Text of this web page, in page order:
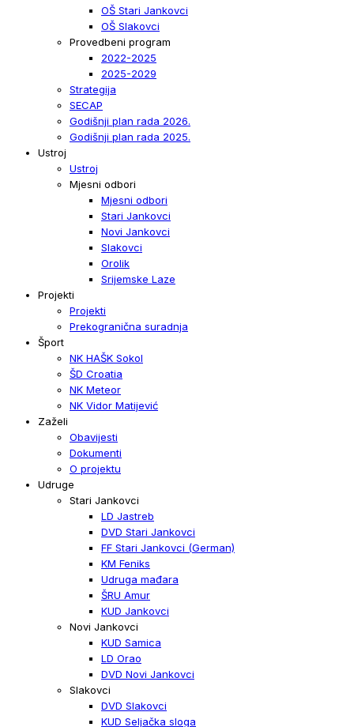
OŠ Stari Jankovci
OŠ Slakovci
Provedbeni program
2022-2025
2025-2029
Strategija
SECAP
Godišnji plan rada 2026.
Godišnji plan rada 2025.
Ustroj
Ustroj
Mjesni odbori
Mjesni odbori
Stari Jankovci
Novi Jankovci
Slakovci
Orolik
Srijemske Laze
Projekti
Projekti
Prekogranična suradnja
Šport
NK HAŠK Sokol
ŠD Croatia
NK Meteor
NK Vidor Matijević
Zaželi
Obavijesti
Dokumenti
O projektu
Udruge
Stari Jankovci
LD Jastreb
DVD Stari Jankovci
FF Stari Jankovci (German)
KM Feniks
Udruga mađara
ŠRU Amur
KUD Jankovci
Novi Jankovci
KUD Samica
LD Orao
DVD Novi Jankovci
Slakovci
DVD Slakovci
KUD Seljačka sloga